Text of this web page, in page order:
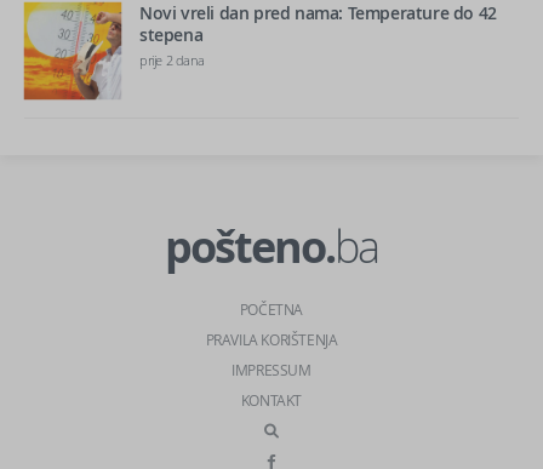
Novi vreli dan pred nama: Temperature do 42
stepena
prije 2 dana
pošteno.ba
POČETNA
PRAVILA KORIŠTENJA
IMPRESSUM
KONTAKT